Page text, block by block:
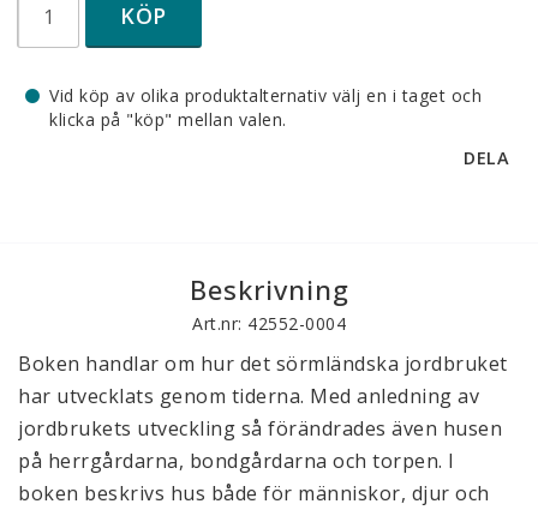
KÖP
Vid köp av olika produktalternativ välj en i taget och
klicka på "köp" mellan valen.
DELA
Beskrivning
Art.nr: 42552-0004
Boken handlar om hur det sörmländska jordbruket
har utvecklats genom tiderna. Med anledning av
jordbrukets utveckling så förändrades även husen
på herrgårdarna, bondgårdarna och torpen. I
boken beskrivs hus både för människor, djur och